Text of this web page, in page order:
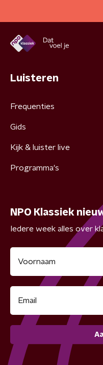
Luisteren
Frequenties
Gids
Kijk & luister live
Programma's
NPO Klassiek
Iedere week alles over